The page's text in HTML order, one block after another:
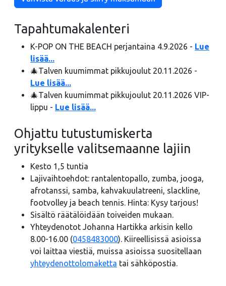
Tapahtumakalenteri
K-POP ON THE BEACH perjantaina 4.9.2026 - Lue
lisää...
🎄Talven kuumimmat pikkujoulut 20.11.2026 -
Lue lisää...
🎄Talven kuumimmat pikkujoulut 20.11.2026 VIP-
lippu - Lue lisää...
Ohjattu tutustumiskerta
yritykselle valitsemaanne lajiin
Kesto 1,5 tuntia
Lajivaihtoehdot: rantalentopallo, zumba, jooga,
afrotanssi, samba, kahvakuulatreeni, slackline,
footvolley ja beach tennis. Hinta: Kysy tarjous!
Sisältö räätälöidään toiveiden mukaan.
Yhteydenotot Johanna Hartikka arkisin kello
8.00-16.00 (0458483000). Kiireellisissä asioissa
voi laittaa viestiä, muissa asioissa suositellaan
yhteydenottolomaketta tai sähköpostia.